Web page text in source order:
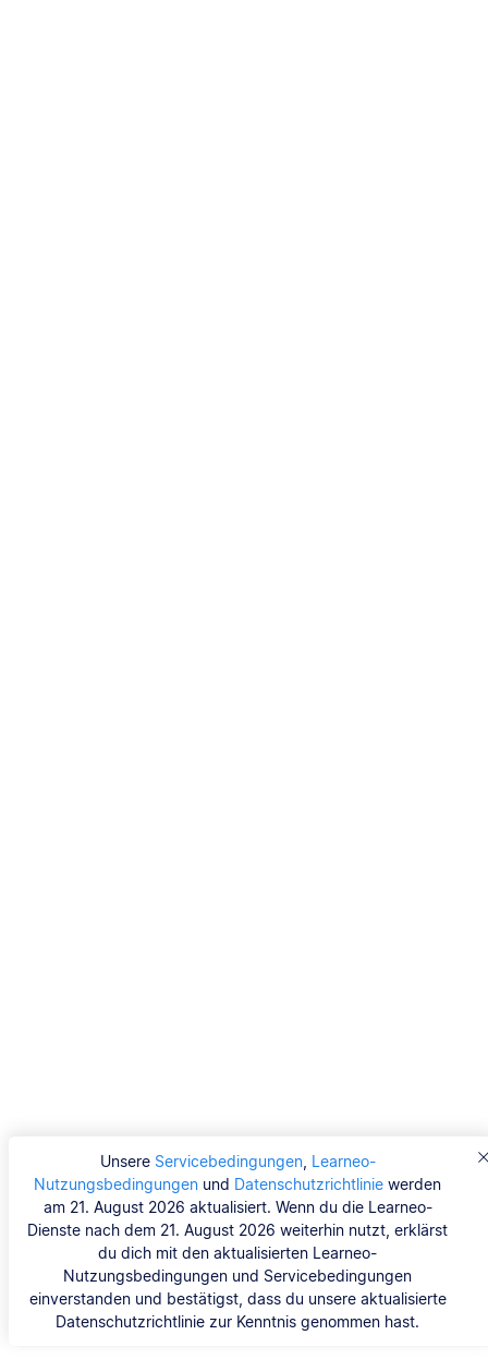
Unsere Servicebedingungen, Learneo-
Nutzungsbedingungen und Datenschutzrichtlinie werden
am 21. August 2026 aktualisiert. Wenn du die Learneo-
Dienste nach dem 21. August 2026 weiterhin nutzt, erklärst
du dich mit den aktualisierten Learneo-
Nutzungsbedingungen und Servicebedingungen
einverstanden und bestätigst, dass du unsere aktualisierte
Datenschutzrichtlinie zur Kenntnis genommen hast.